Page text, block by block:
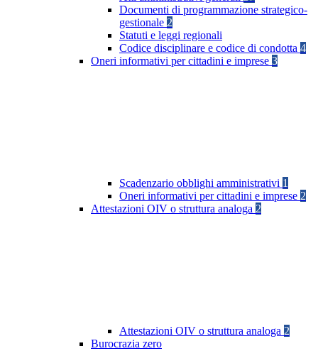
Documenti di programmazione strategico-
gestionale 2
Statuti e leggi regionali
Codice disciplinare e codice di condotta 4
Oneri informativi per cittadini e imprese 3
Scadenzario obblighi amministrativi 1
Oneri informativi per cittadini e imprese 2
Attestazioni OIV o struttura analoga 2
Attestazioni OIV o struttura analoga 2
Burocrazia zero